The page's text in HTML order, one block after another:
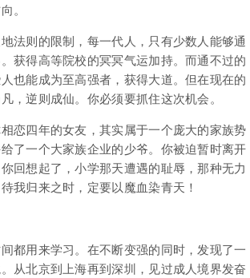
。
法则的限制，每一代人，只有少数人能够通
获得高等院校的冥冥气运加持。而通不过的
也能成为至高强者，获得大道。但在现在的
，逆则成仙。你必须要抓住这次机会。
恋四年的女友，其实属于一个庞大的家族势
了一个大家族企业的少爷。你被迫暂时离开
回想起了，小学那天遭遇的耻辱，那种无力
我归来之时，定要以魔血染青天！
都用来学习。在不断变强的同时，发现了一
从北京到上海再到深圳，见过成人境界发奋